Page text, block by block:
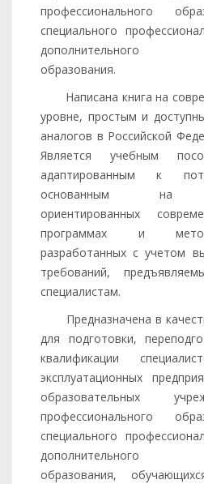
профессионального
специального
дополнительного
образования.
Написана книга на
уровне, простым и
аналогов в Российской
Является учебным
адаптированным к
основанным на
ориентированных
программах и
разработанных с учетом
требований,
специалистам.
Предназначена в
для подготовки,
квалификации
эксплуатационных
образовательных
профессионального
специального
дополнительного
образования,